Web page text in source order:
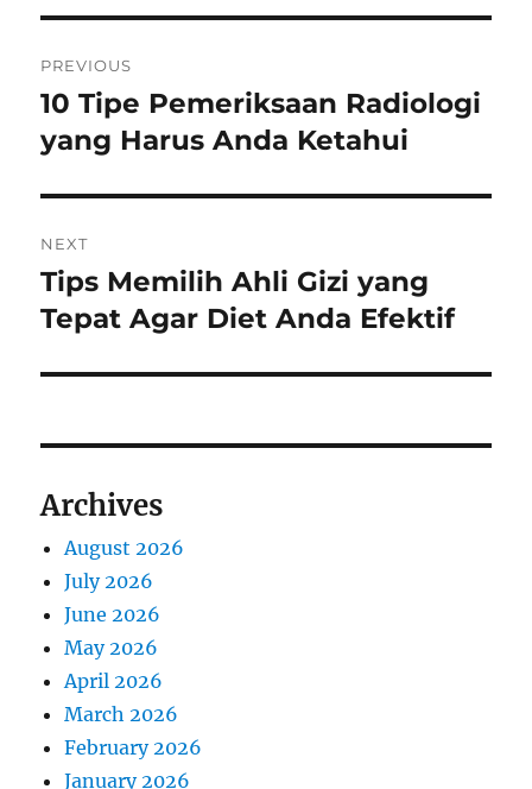
navigation
PREVIOUS
Previous
post:
10 Tipe Pemeriksaan Radiologi
yang Harus Anda Ketahui
NEXT
Next
post:
Tips Memilih Ahli Gizi yang
Tepat Agar Diet Anda Efektif
Archives
August 2026
July 2026
June 2026
May 2026
April 2026
March 2026
February 2026
January 2026